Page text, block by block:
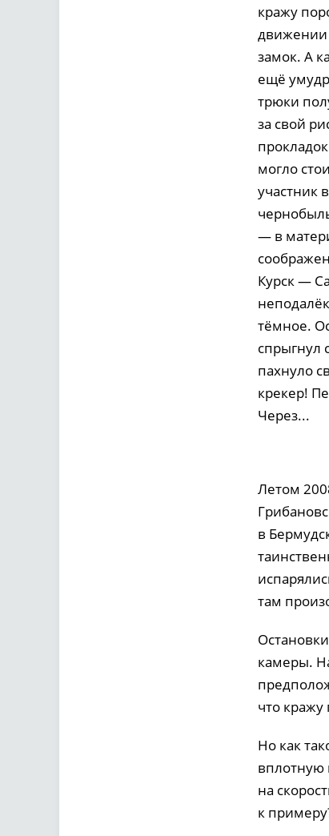
кражу
движении
замок. А
ещё
трюки
за свой
могло
участник
— в
Курск —
тёмное.
спрыгнул
пахнуло
крекер!
Через...
Летом
в
там
камеры.
что
Но как
вплотную
на
к